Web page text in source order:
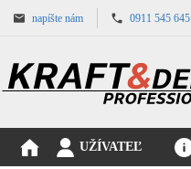
napíšte nám 0911 545 645
UŽÍVATEĽ